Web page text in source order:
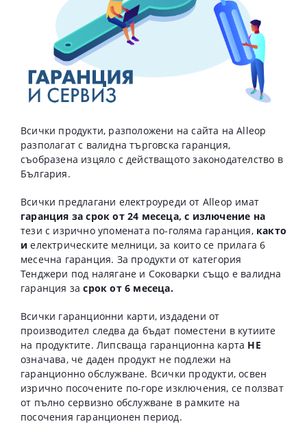
Всички продукти, разположени на сайта на Alleop
разполагат с валидна търговска гаранция,
съобразена изцяло с действащото законодателство в
България.
Всички предлагани електроуреди от Alleop имат
гаранция за срок от 24 месеца, с излючение на
тези с изрично упомената по-голяма гаранция, както
и електрическите мелници, за които се прилага 6
месечна гаранция. За продукти от категория
Тенджери под налягане и Соковарки също е валидна
гаранция засрок от 6 месеца.
Всички гаранционни карти, издадени от
производител следва да бъдат поместени в кутиите
на продуктите. Липсваща гаранционна карта НЕ
означава, че даден продукт не подлежи на
гаранционно обслужване. Всички продукти, освен
изрично посочените по-горе изключения, се ползват
от пълно сервизно обслужване в рамките на
посочения гаранционен период.